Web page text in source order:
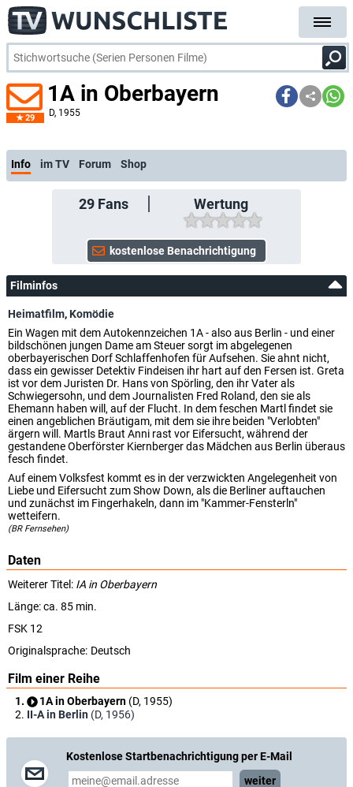
29
1A in Oberbayern
D, 1955
Info im TV Forum Shop
29Fans Wertung
Filminfos
Heimatfilm,Komödie
Ein Wagen mit dem Autokennzeichen 1A - also aus Berlin - und einer
bildschönen jungen Dame am Steuer sorgt im abgelegenen
oberbayerischen Dorf Schlaffenhofen für Aufsehen. Sie ahnt nicht,
dass ein gewisser Detektiv Findeisen ihr hart auf den Fersen ist. Greta
ist vor dem Juristen Dr. Hans von Spörling, den ihr Vater als
Schwiegersohn, und dem Journalisten Fred Roland, den sie als
Ehemann haben will, auf der Flucht. In dem feschen Martl findet sie
einen angeblichen Bräutigam, mit dem sie ihre beiden "Verlobten"
ärgern will. Martls Braut Anni rast vor Eifersucht, während der
gestandene Oberförster Kiernberger das Mädchen aus Berlin überaus
fesch findet.
Auf einem Volksfest kommt es in der verzwickten Angelegenheit von
Liebe und Eifersucht zum Show Down, als die Berliner auftauchen
und zunächst im Fingerhakeln, dann im "Kammer-Fensterln"
wetteifern.
(BR Fernsehen)
Daten
Weiterer Titel: IA in Oberbayern
Länge: ca. 85 min.
FSK 12
Originalsprache: Deutsch
Film einer Reihe
1A in Oberbayern (D, 1955)
II-A in Berlin (D, 1956)
Kostenlose Startbenachrichtigung per E-Mail
weiter